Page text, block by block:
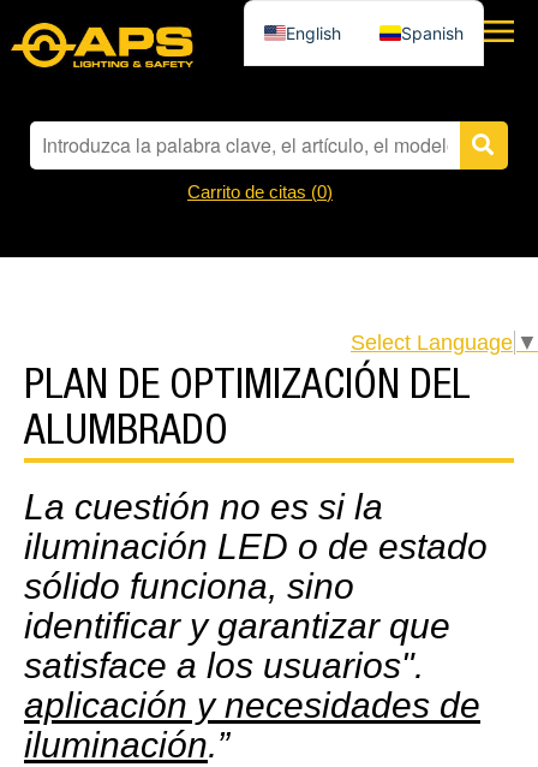
Carrito de citas (0)
Select Language ▼
PLAN DE OPTIMIZACIÓN DEL
ALUMBRADO
La cuestión no es si la
iluminación LED o de estado
sólido funciona, sino
identificar y garantizar que
satisface a los usuarios".
aplicación y necesidades de
iluminación.”
English Spanish